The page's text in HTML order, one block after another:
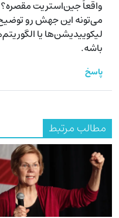
باشه.
پاسخ
مطالب مرتبط